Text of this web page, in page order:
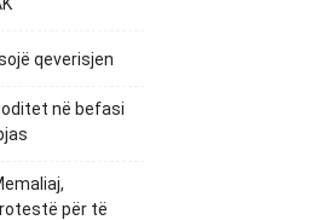
qeverisjen
në befasi
për të